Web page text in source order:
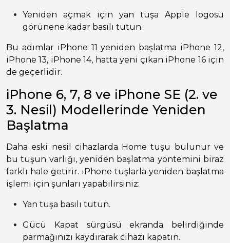
Yeniden açmak için yan tuşa Apple logosu
görünene kadar basılı tutun.
Bu adımlar iPhone 11 yeniden başlatma iPhone 12,
iPhone 13, iPhone 14, hatta yeni çıkan iPhone 16 için
de geçerlidir.
iPhone 6, 7, 8 ve iPhone SE (2. ve
3. Nesil) Modellerinde Yeniden
Başlatma
Daha eski nesil cihazlarda Home tuşu bulunur ve
bu tuşun varlığı, yeniden başlatma yöntemini biraz
farklı hale getirir. iPhone tuşlarla yeniden başlatma
işlemi için şunları yapabilirsiniz:
Yan tuşa basılı tutun.
Gücü Kapat sürgüsü ekranda belirdiğinde
parmağınızı kaydırarak cihazı kapatın.